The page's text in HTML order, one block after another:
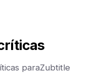
paraZubtitle